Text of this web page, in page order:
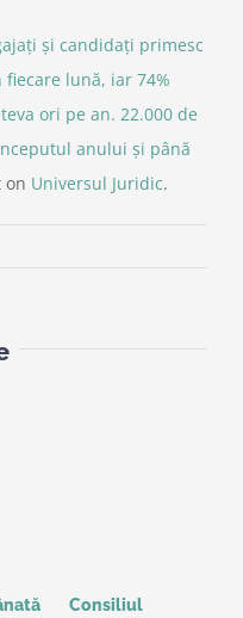
și candidați primesc
lună, iar 74%
ori pe an. 22.000 de
anului și până
on Universul Juridic.
Consiliul